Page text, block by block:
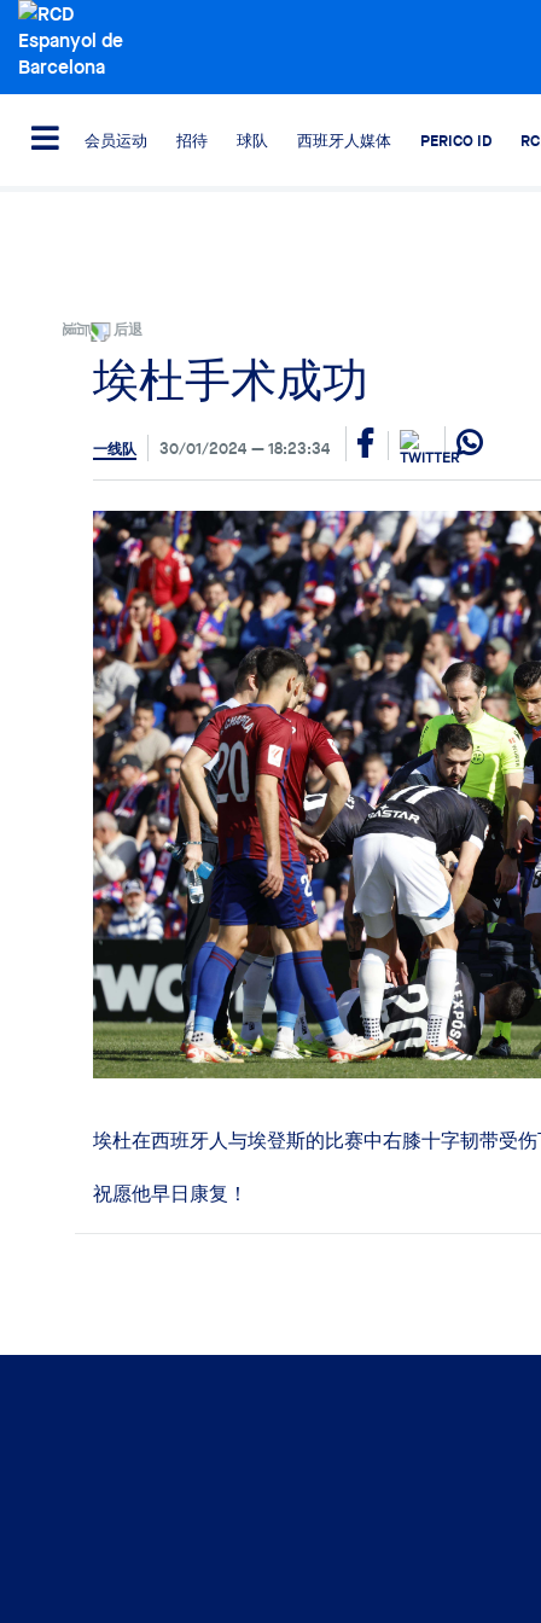
会员运动 招待 球队 西班牙人媒体 PERICO ID
后退
埃杜手术成功
一线队 30/01/2024 18:23:34
埃杜在西班牙人与埃登斯的比赛中右膝十字韧带受
祝愿他早日康复！